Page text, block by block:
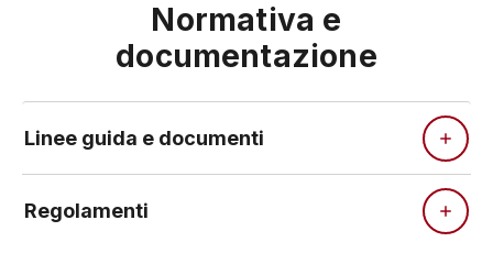
Normativa e
documentazione
Linee guida e documenti
Regolamenti